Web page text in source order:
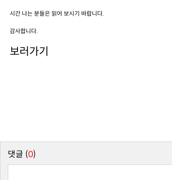
시간 나는 분들은 읽어 보시기 바랍니다.
감사합니다.
보러가기
댓글 (0)